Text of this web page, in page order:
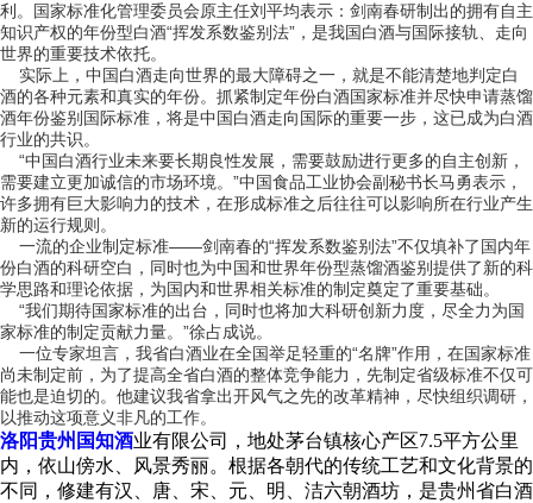
利。国家标准化管理委员会原主任刘平均表示：剑南春研制出的拥有自主
知识产权的年份型白酒“挥发系数鉴别法”，是我国白酒与国际接轨、走向
世界的重要技术依托。
实际上，中国白酒走向世界的最大障碍之一，就是不能清楚地判定白
酒的各种元素和真实的年份。抓紧制定年份白酒国家标准并尽快申请蒸馏
酒年份鉴别国际标准，将是中国白酒走向国际的重要一步，这已成为白酒
行业的共识。
“中国白酒行业未来要长期良性发展，需要鼓励进行更多的自主创新，
需要建立更加诚信的市场环境。”中国食品工业协会副秘书长马勇表示，
许多拥有巨大影响力的技术，在形成标准之后往往可以影响所在行业产生
新的运行规则。
一流的企业制定标准——剑南春的“挥发系数鉴别法”不仅填补了国内年
份白酒的科研空白，同时也为中国和世界年份型蒸馏酒鉴别提供了新的科
学思路和理论依据，为国内和世界相关标准的制定奠定了重要基础。
“我们期待国家标准的出台，同时也将加大科研创新力度，尽全力为国
家标准的制定贡献力量。”徐占成说。
一位专家坦言，我省白酒业在全国举足轻重的“名牌”作用，在国家标准
尚未制定前，为了提高全省白酒的整体竞争能力，先制定省级标准不仅可
能也是迫切的。他建议我省拿出开风气之先的改革精神，尽快组织调研，
以推动这项意义非凡的工作。
洛阳贵州国知酒业有限公司，地处茅台镇核心产区7.5平方公里
内，依山傍水、风景秀丽。根据各朝代的传统工艺和文化背景的
不同，修建有汉、唐、宋、元、明、洁六朝酒坊，是贵州省白酒